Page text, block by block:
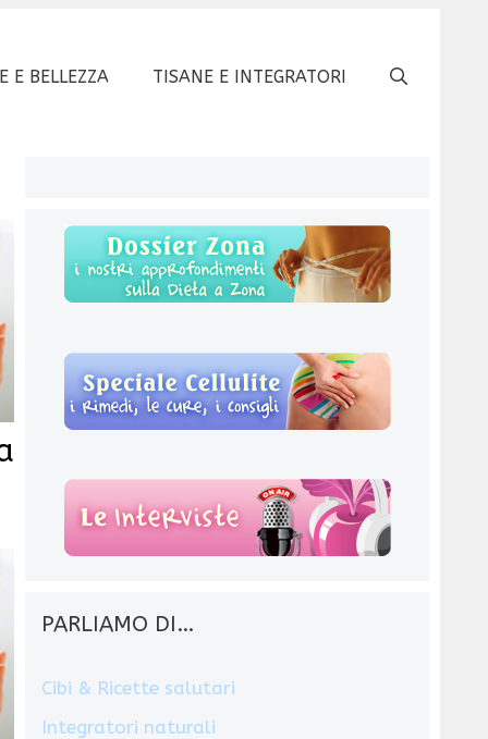
E BELLEZZA TISANE E INTEGRATORI
PARLIAMO DI…
Cibi & Ricette salutari
Integratori naturali